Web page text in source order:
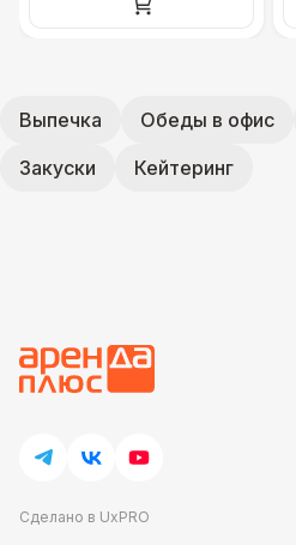
Выпечка Обеды в офис
Закуски
Кейтеринг
Сделано в UxPRO